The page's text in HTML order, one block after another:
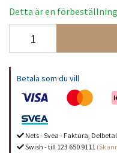
Detta är en
Betala som du vill
Nets - Svea - Faktura,
Swish - till 123 650 9111